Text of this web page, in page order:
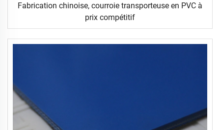
Fabrication chinoise, courroie transporteuse en PVC à
prix compétitif